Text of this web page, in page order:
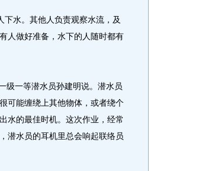
水。其他人负责观察水流，及
人做好准备，水下的人随时都有
一等潜水员孙建明说。潜水员
可能缠绕上其他物体，或者绕个
水的最佳时机。这次作业，经常
潜水员的耳机里总会响起联络员